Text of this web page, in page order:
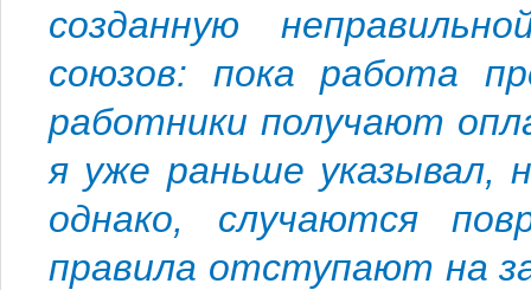
созданную
союзов: пока работа
работники получают
я уже раньше указывал,
однако, случаются
правила отступают на